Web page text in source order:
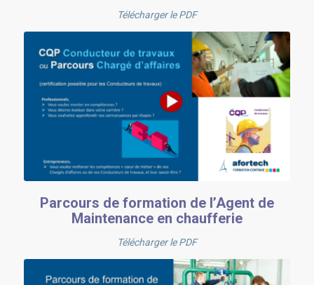
Télécharger le PDF
Parcours de formation de l’Agent de
Maintenance en chaufferie
Télécharger le PDF